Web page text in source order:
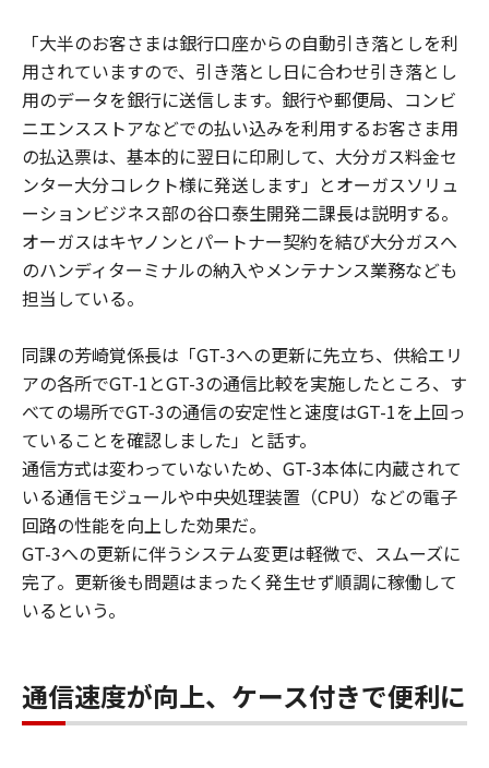
「大半のお客さまは銀行口座からの自動引き落としを利
用されていますので、引き落とし日に合わせ引き落とし
用のデータを銀行に送信します。銀行や郵便局、コンビ
ニエンスストアなどでの払い込みを利用するお客さま用
の払込票は、基本的に翌日に印刷して、大分ガス料金セ
ンター大分コレクト様に発送します」とオーガスソリュ
ーションビジネス部の谷口泰生開発二課長は説明する。
オーガスはキヤノンとパートナー契約を結び大分ガスへ
のハンディターミナルの納入やメンテナンス業務なども
担当している。
同課の芳崎覚係長は「GT-3への更新に先立ち、供給エリ
アの各所でGT-1とGT-3の通信比較を実施したところ、す
べての場所でGT-3の通信の安定性と速度はGT-1を上回っ
ていることを確認しました」と話す。
通信方式は変わっていないため、GT-3本体に内蔵されて
いる通信モジュールや中央処理装置（CPU）などの電子
回路の性能を向上した効果だ。
GT-3への更新に伴うシステム変更は軽微で、スムーズに
完了。更新後も問題はまったく発生せず順調に稼働して
いるという。
通信速度が向上、ケース付きで便利に